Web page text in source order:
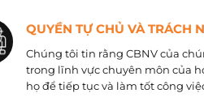
QUYỀN TỰ CHỦ VÀ TRÁCH
Chúng tôi tin rằng CBNV của
trong lĩnh vực chuyên môn của
họ để tiếp tục và làm tốt công